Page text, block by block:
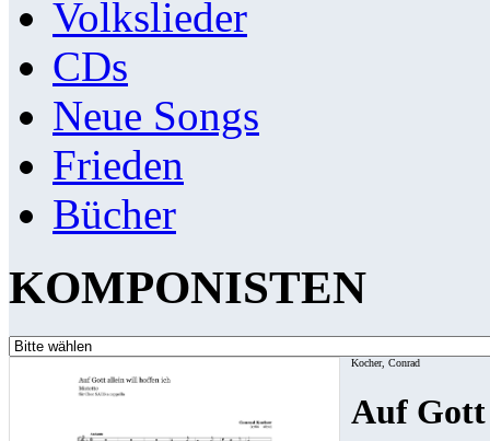
Volkslieder
CDs
Neue Songs
Frieden
Bücher
KOMPONISTEN
Kocher, Conrad
Auf